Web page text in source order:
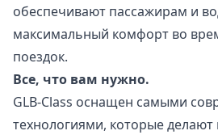
обеспечивают пассажирам и
максимальный комфорт во
поездок.
Все, что вам нужно.
GLB-Class оснащен самыми
технологиями, которые